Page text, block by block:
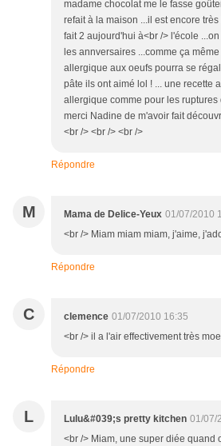
madame chocolat me le fasse
refait à la maison ...il est encore
fait 2 aujourd'hui à<br /> l'école
les annversaires ...comme ça
allergique aux oeufs pourra se
pâte ils ont aimé lol ! ... une recette
allergique comme pour les
merci Nadine de m'avoir fait
<br /> <br /> <br />
Répondre
M Mama de Delice-Yeux 01/07/2010
<br /> Miam miam miam, j'aime,
Répondre
C clemence 01/07/2010 16:35
<br /> il a l'air effectivement très
Répondre
L Lulu&#039;s pretty kitchen 01/07/
<br /> Miam, une super diée quand